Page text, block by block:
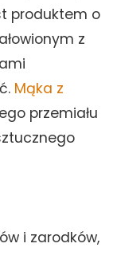
produktem o
z
Mąka z
przemiału
i zarodków,